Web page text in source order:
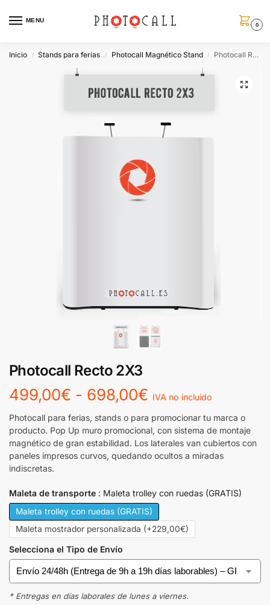
MENU
0
Inicio / Stands para ferias / Photocall Magnético Stand / Photocall Recto 2X3
Photocall Recto 2X3
499,00€ - 698,00€ IVA no incluido
Photocall para ferias, stands o para promocionar tu marca o
producto. Pop Up muro promocional, con sistema de montaje
magnético de gran estabilidad. Los laterales van cubiertos con
paneles impresos curvos, quedando ocultos a miradas
indiscretas.
Maleta de transporte Maleta trolley con ruedas (GRATIS)
Maleta trolley con ruedas (GRATIS)
Maleta mostrador personalizada (+229,00€)
Selecciona el Tipo de Envío
* Entregas en días laborales de lunes a viernes.